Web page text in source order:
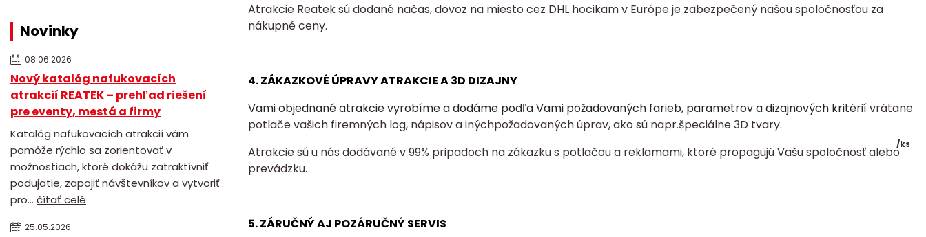
Novinky
08.06.2026
Nový katalóg nafukovacích
atrakcií REATEK – prehľad riešení
pre eventy, mestá a firmy
Katalóg nafukovacích atrakcií vám
pomôže rýchlo sa zorientovať v
možnostiach, ktoré dokážu zatraktívniť
podujatie, zapojiť návštevníkov a vytvoriť
pro... čítať celé
25.05.2026
/ks
Atrakcie Reatek sú dodané načas, dovoz na miesto cez DHL hocikam v Európe je zabezpečený našou spoločnosťou za
nákupné ceny.
4. ZÁKAZKOVÉ ÚPRAVY ATRAKCIE A 3D DIZAJNY
Vami objednané atrakcie vyrobíme a dodáme podľa Vami požadovaných farieb, parametrov a dizajnových kritériívrátane
potlače vašich firemných log, nápisov a inýchpožadovaných úprav, ako sú napr.špeciálne 3D tvary.
Atrakcie sú u nás dodávané v 99% pripadoch na zákazku s potlačou a reklamami, ktoré propagujú Vašu spoločnosť alebo
prevádzku.
5. ZÁRUČNÝ AJ POZÁRUČNÝ SERVIS